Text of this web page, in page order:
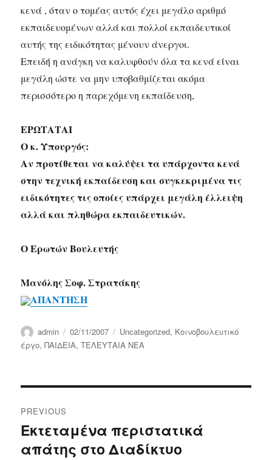
κενά , όταν o τομέας αυτός έχει μεγάλο αριθμό
εκπαιδευομένων αλλά και πολλοί εκπαιδευτικοί
αυτής της ειδικότητας μένουν άνεργοι.
Επειδή η ανάγκη να καλυφθούν όλα τα κενά είναι
μεγάλη ώστε να μην υποβαθμίζεται ακόμα
περισσότερο η παρεχόμενη εκπαίδευση,
ΕΡΩΤΑΤΑΙ
Ο κ. Υπουργός:
Αν προτίθεται να καλύψει τα υπάρχοντα κενά
στην τεχνική εκπαίδευση και συγκεκριμένα τις
ειδικότητες τις οποίες υπάρχει μεγάλη έλλειψη
αλλά και πληθώρα εκπαιδευτικών.
Ο Ερωτών Βουλευτής
Μανόλης Σοφ. Στρατάκης
ΑΠΑΝΤΗΣΗ
Author
admin
Posted
on
02/11/2007 Categories
Uncategorized, Κοινοβουλευτικό
έργο,ΠΑΙΔΕΙΑ,ΤΕΛΕΥΤΑΙΑ ΝΕΑ
navigation
PREVIOUS
Previous
post:
Εκτεταμένα περιστατικά
απάτης στο Διαδίκτυο